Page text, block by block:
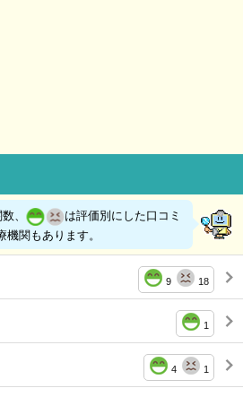
、
は評価別にした口コミ
関もあります。
9 18
1
4 1